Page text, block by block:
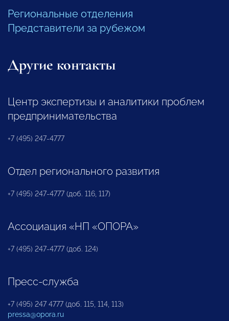
Региональные отделения
Представители за рубежом
Другие контакты
Центр экспертизы и аналитики проблем
предпринимательства
+7 (495) 247-4777
Отдел регионального развития
+7 (495) 247-4777 (доб. 116, 117)
Ассоциация «НП «ОПОРА»
+7 (495) 247-4777 (доб. 124)
Пресс-служба
+7 (495) 247 4777 (доб. 115, 114, 113)
pressa@opora.ru